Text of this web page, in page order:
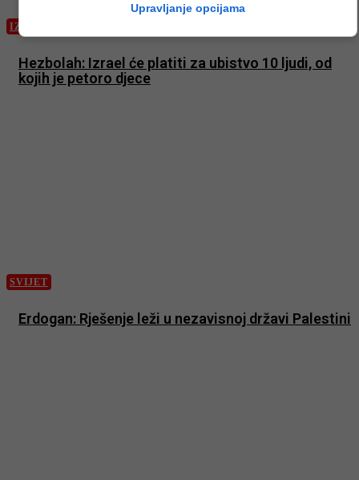
IZDVOJENO
Hezbolah: Izrael će platiti za ubistvo 10 ljudi, od
kojih je petoro djece
SVIJET
Erdogan: Rješenje leži u nezavisnoj državi Palestini
Upravljanje opcijama